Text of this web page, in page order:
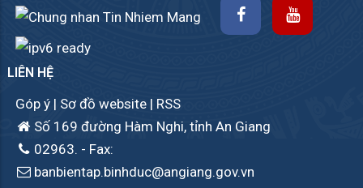
LIÊN HỆ
Góp ý | Sơ đồ website | RSS
Số 169 đường Hàm Nghi, tỉnh An Giang
02963. - Fax:
banbientap.binhduc@angiang.gov.vn